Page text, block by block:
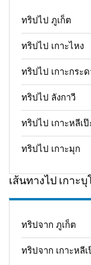
ทริปไป ภูเก็ต
ทริปไป เกาะไหง
ทริปไป เกาะกระ
ทริปไป ลังกาวี
ทริปไป เกาะหลีเป๊
ทริปไป เกาะมุก
เส้นทางไป เกาะ
ทริปจาก ภูเก็ต
ทริปจาก เกาะหลีเ